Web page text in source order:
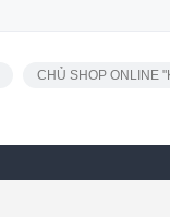
CHỦ SHOP ONLINE